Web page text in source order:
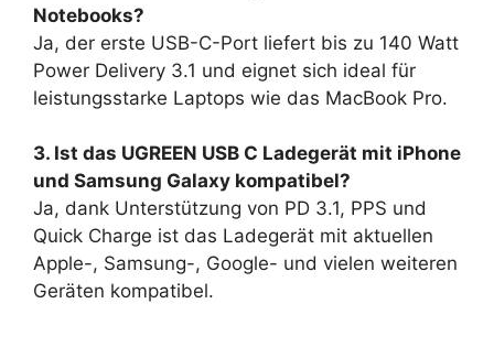
Notebooks?
Ja, der erste USB-C-Port liefert bis zu 140 Watt
Power Delivery 3.1 und eignet sich ideal für
leistungsstarke Laptops wie das MacBook Pro.
3. Ist das UGREEN USB C Ladegerät mit iPhone
und Samsung Galaxy kompatibel?
Ja, dank Unterstützung von PD 3.1, PPS und
Quick Charge ist das Ladegerät mit aktuellen
Apple-, Samsung-, Google- und vielen weiteren
Geräten kompatibel.